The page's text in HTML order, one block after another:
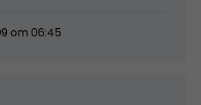
om 06:45